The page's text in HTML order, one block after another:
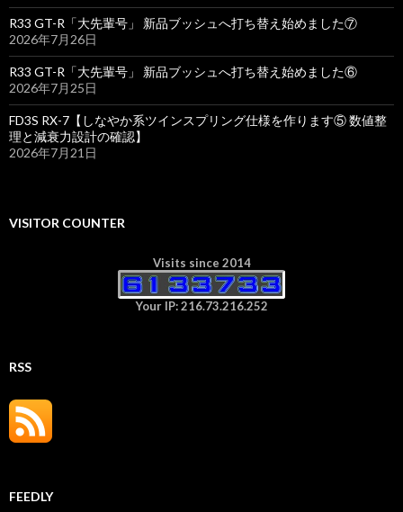
R33 GT-R「大先輩号」 新品ブッシュへ打ち替え始めました⑦
2026年7月26日
R33 GT-R「大先輩号」 新品ブッシュへ打ち替え始めました⑥
2026年7月25日
FD3S RX-7【しなやか系ツインスプリング仕様を作ります⑤ 数値整
理と減衰力設計の確認】
2026年7月21日
VISITOR COUNTER
Visits since 2014
Your IP: 216.73.216.252
RSS
FEEDLY